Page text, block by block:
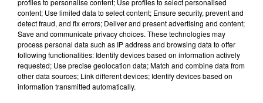
TEDDY SWIMS
Mr Know It All
TATU
profiles to personalise content; Use profiles to select personalised
content; Use limited data to select content; Ensure security, prevent and
detect fraud, and fix errors; Deliver and present advertising and content;
Save and communicate privacy choices. These technologies may
process personal data such as IP address and browsing data to offer
following functionalities: Identify devices based on information actively
requested; Use precise geolocation data; Match and combine data from
other data sources; Link different devices; Identify devices based on
information transmitted automatically.